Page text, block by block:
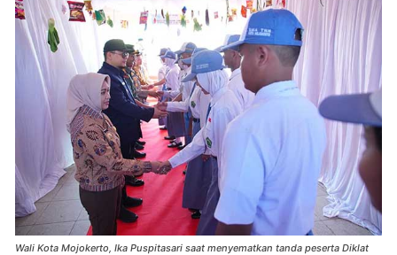
Wali Kota Mojokerto, Ika Puspitasari saat menyematkan tanda peserta Diklat